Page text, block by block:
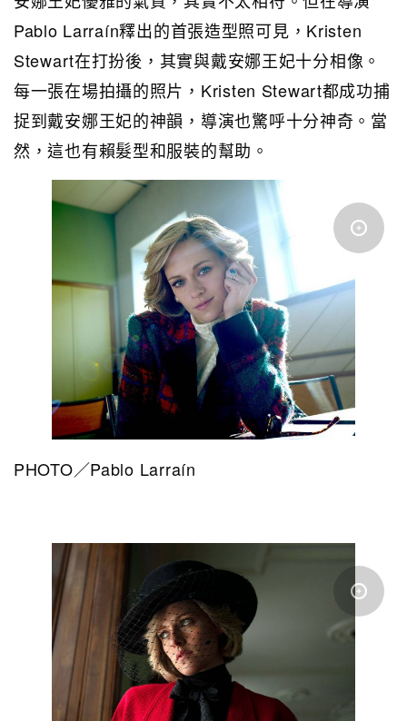
Pablo Larraín釋出的首張造型照可見，Kristen
Stewart在打扮後，其實與戴安娜王妃十分相像。
每一張在場拍攝的照片，Kristen Stewart都成功捕
捉到戴安娜王妃的神韻，導演也驚呼十分神奇。當
然，這也有賴髮型和服裝的幫助。
PHOTO／Pablo Larraín